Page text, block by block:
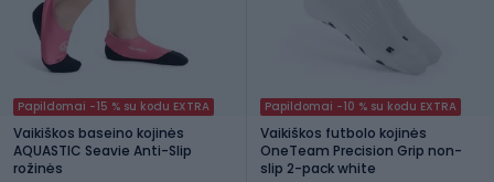
Papildomai -15 % su kodu EXTRA
Vaikiškos baseino kojinės
AQUASTIC Seavie Anti-Slip
rožinės
Papildomai -10 % su kodu EXTRA
Vaikiškos futbolo kojinės
OneTeam Precision Grip non-
slip 2-pack white